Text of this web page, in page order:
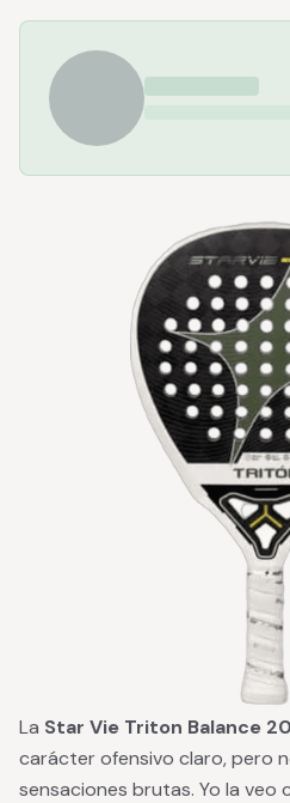
La Star Vie Triton Balance
carácter ofensivo claro, pero
sensaciones brutas. Yo la veo